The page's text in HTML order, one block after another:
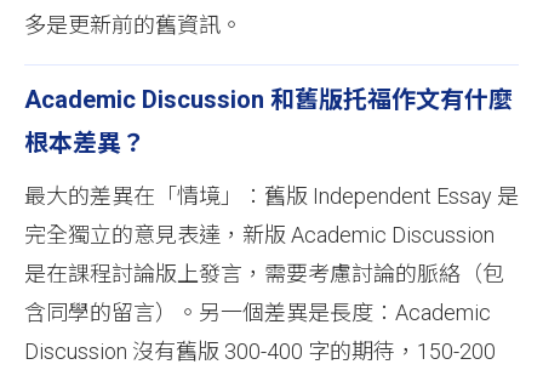
多是更新前的舊資訊。
Academic Discussion 和舊版托福作文有什麼
根本差異？
最大的差異在「情境」：舊版 Independent Essay 是
完全獨立的意見表達，新版 Academic Discussion
是在課程討論版上發言，需要考慮討論的脈絡（包
含同學的留言）。另一個差異是長度：Academic
Discussion 沒有舊版 300-400 字的期待，150-200